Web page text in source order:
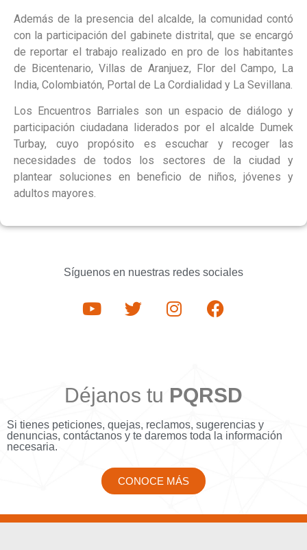
Además de la presencia del alcalde, la comunidad contó
con la participación del gabinete distrital, que se encargó
de reportar el trabajo realizado en pro de los habitantes
de Bicentenario, Villas de Aranjuez, Flor del Campo, La
India, Colombiatón, Portal de La Cordialidad y La Sevillana.
Los Encuentros Barriales son un espacio de diálogo y
participación ciudadana liderados por el alcalde Dumek
Turbay, cuyo propósito es escuchar y recoger las
necesidades de todos los sectores de la ciudad y
plantear soluciones en beneficio de niños, jóvenes y
adultos mayores.
Síguenos en nuestras redes sociales
Déjanos tu PQRSD
Si tienes peticiones, quejas, reclamos, sugerencias y
denuncias, contáctanos y te daremos toda la información
necesaria.
CONOCE MÁS